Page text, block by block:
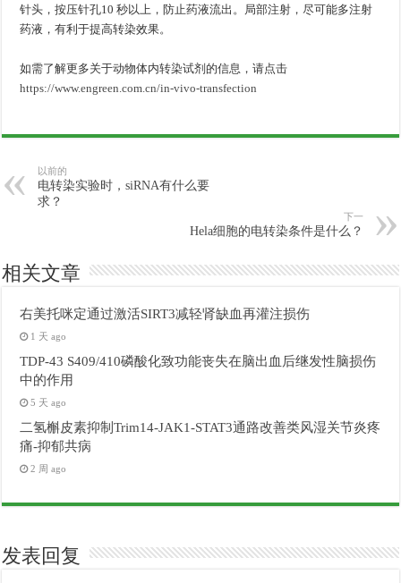
针头，按压针孔10 秒以上，防止药液流出。局部注射，尽可能多注射
药液，有利于提高转染效果。
如需了解更多关于动物体内转染试剂的信息，请点击
https://www.engreen.com.cn/in-vivo-transfection
以前的
电转染实验时，siRNA有什么要
求？
下一
Hela细胞的电转染条件是什么？
相关文章
右美托咪定通过激活SIRT3减轻肾缺血再灌注损伤
1 天 ago
TDP-43 S409/410磷酸化致功能丧失在脑出血后继发性脑损伤
中的作用
5 天 ago
二氢槲皮素抑制Trim14-JAK1-STAT3通路改善类风湿关节炎疼
痛-抑郁共病
2 周 ago
发表回复